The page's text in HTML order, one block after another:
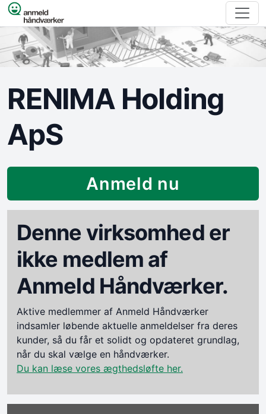
Spring til indhold
RENIMA Holding
ApS
Anmeld nu
Denne virksomhed er
ikke medlem af
Anmeld Håndværker.
Aktive medlemmer af Anmeld Håndværker
indsamler løbende aktuelle anmeldelser fra deres
kunder, så du får et solidt og opdateret grundlag,
når du skal vælge en håndværker.
Du kan læse vores ægthedsløfte her.